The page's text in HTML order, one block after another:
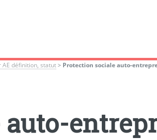
définition, statut> Protection sociale auto-